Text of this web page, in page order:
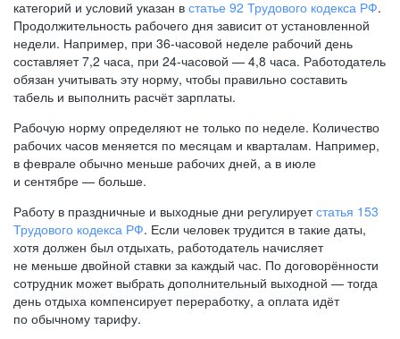
категорий и условий указан в статье 92 Трудового кодекса РФ.
Продолжительность рабочего дня зависит от установленной
недели. Например, при 36-часовой неделе рабочий день
составляет 7,2 часа, при 24-часовой — 4,8 часа. Работодатель
обязан учитывать эту норму, чтобы правильно составить
табель и выполнить расчёт зарплаты.
Рабочую норму определяют не только по неделе. Количество
рабочих часов меняется по месяцам и кварталам. Например,
в феврале обычно меньше рабочих дней, а в июле
и сентябре — больше.
Работу в праздничные и выходные дни регулируетстатья 153
Трудового кодекса РФ. Если человек трудится в такие даты,
хотя должен был отдыхать, работодатель начисляет
не меньше двойной ставки за каждый час. По договорённости
сотрудник может выбрать дополнительный выходной — тогда
день отдыха компенсирует переработку, а оплата идёт
по обычному тарифу.